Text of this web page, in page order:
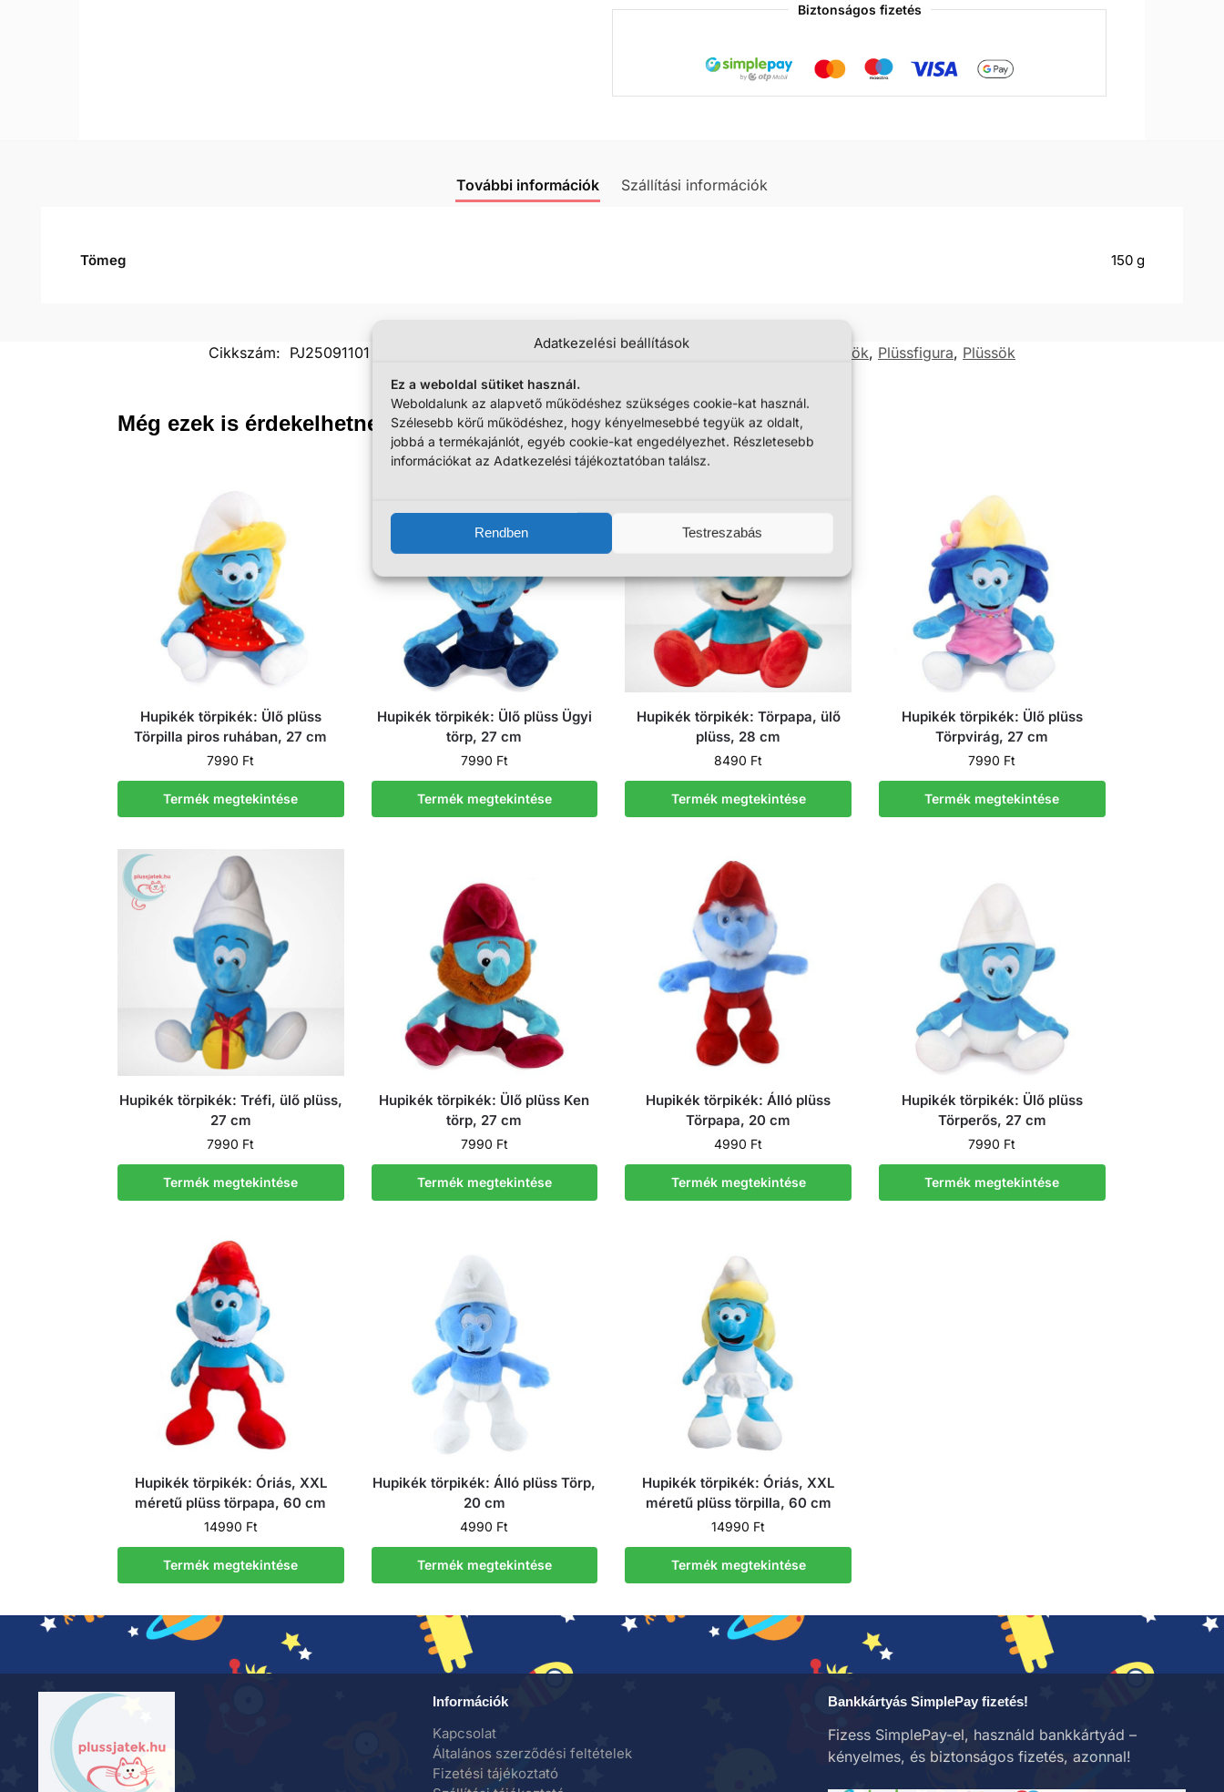
Adatkezelési beállítások
Ez a weboldal sütiket használ.
Weboldalunk az alapvető működéshez szükséges cookie-kat használ.
Szélesebb körű működéshez, hogy kényelmesebbé tegyük az oldalt,
jobbá a termékajánlót, egyéb cookie-kat engedélyezhet. Részletesebb
információkat az Adatkezelési tájékoztatóban találsz.
Rendben Testreszabás
Biztonságos fizetés
További információk Szállítási információk
Tömeg 150 g
Cikkszám: PJ25091101 Film- és mesehösök,Hupikék törpikék Plüss mesehősök, Plüssfigura, Plüssök
Még ezek is érdekelhetnek
Hupikék törpikék: Ülő plüss
Törpilla piros ruhában, 27 cm
7990 Ft
Termék megtekintése
Hupikék törpikék: Ülő plüss Ügyi
törp, 27 cm
7990 Ft
Termék megtekintése
Hupikék törpikék: Törpapa, ülő
plüss, 28 cm
8490 Ft
Termék megtekintése
Hupikék törpikék: Ülő plüss
Törpvirág, 27 cm
7990 Ft
Termék megtekintése
Hupikék törpikék: Tréfi, ülő plüss,
27 cm
7990 Ft
Termék megtekintése
Hupikék törpikék: Ülő plüss Ken
törp, 27 cm
7990 Ft
Termék megtekintése
Hupikék törpikék: Álló plüss
Törpapa, 20 cm
4990 Ft
Termék megtekintése
Hupikék törpikék: Ülő plüss
Törperős, 27 cm
7990 Ft
Termék megtekintése
Hupikék törpikék: Óriás, XXL
méretű plüss törpapa, 60 cm
14990 Ft
Termék megtekintése
Hupikék törpikék: Álló plüss Törp,
20 cm
4990 Ft
Termék megtekintése
Hupikék törpikék: Óriás, XXL
méretű plüss törpilla, 60 cm
14990 Ft
Termék megtekintése
Információk
Kapcsolat
Általános szerződési feltételek
Fizetési tájékoztató
Bankkártyás SimplePay fizetés!
Fizess SimplePay-el, használd bankkártyád –
kényelmes, és biztonságos fizetés, azonnal!